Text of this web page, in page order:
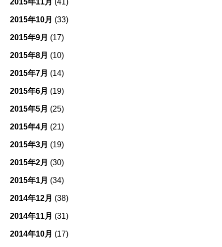
2015年11月 (41)
2015年10月 (33)
2015年9月 (17)
2015年8月 (10)
2015年7月 (14)
2015年6月 (19)
2015年5月 (25)
2015年4月 (21)
2015年3月 (19)
2015年2月 (30)
2015年1月 (34)
2014年12月 (38)
2014年11月 (31)
2014年10月 (17)